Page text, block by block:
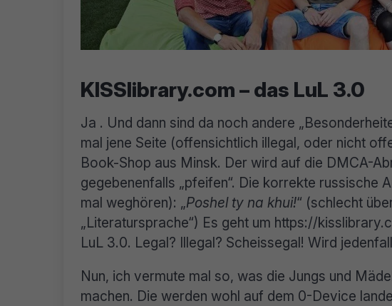
KISSlibrary.com – das LuL 3.0
Ja . Und dann sind da noch andere
mal jene Seite (offensichtlich illegal, oder nicht
Book-Shop aus Minsk. Der wird auf die DMCA-
gegebenenfalls „pfeifen“. Die korrekte russische
mal weghören): „Poshel ty na khui!“ (schlecht
„Literatursprache“) Es geht um https://
LuL 3.0. Legal? Illegal? Scheissegal! Wird
Nun, ich vermute mal so, was die Jungs und
machen. Die werden wohl auf dem 0-Device